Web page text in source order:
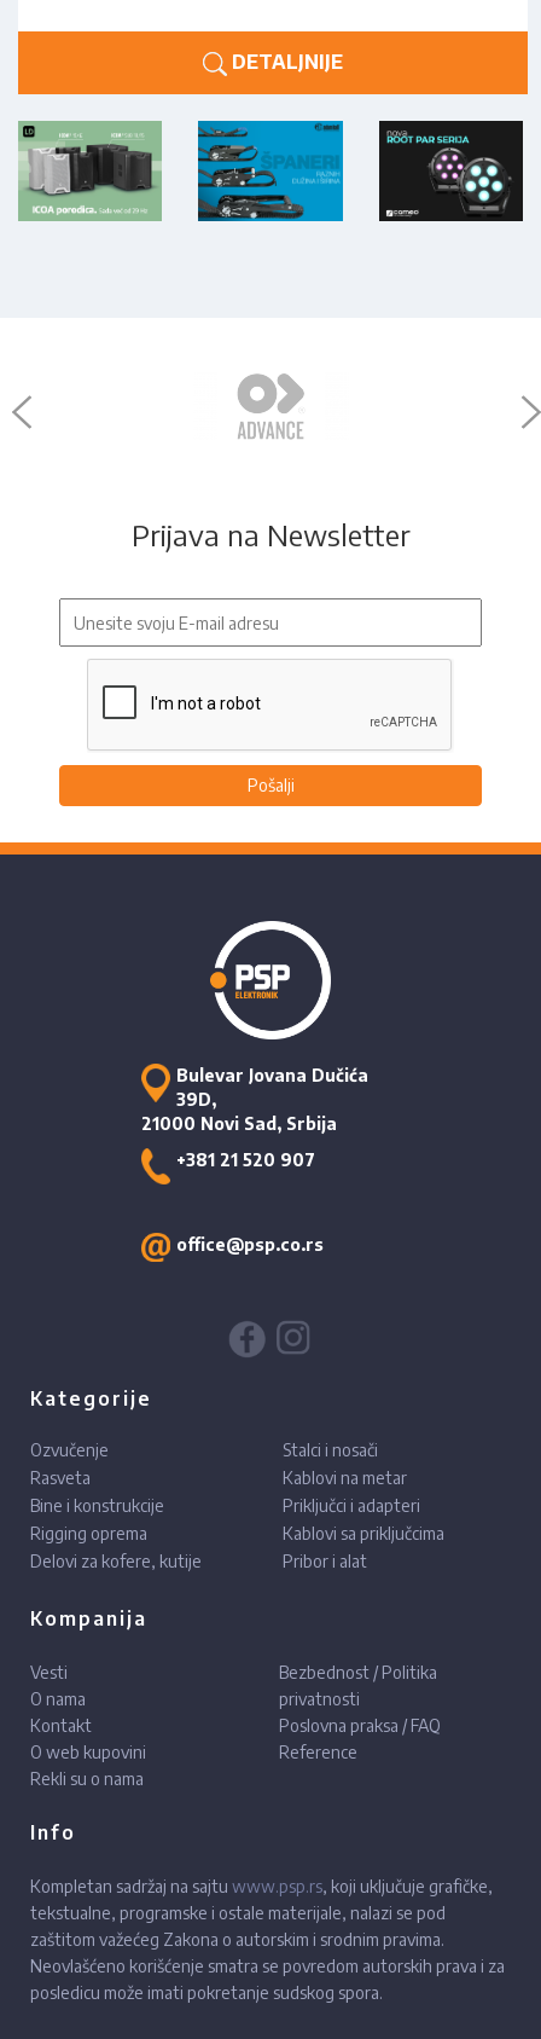
DETALJNIJE
Prijava na Newsletter
Pošalji
Bulevar Jovana Dučića
39D,
21000 Novi Sad, Srbija
+381 21 520 907
office@psp.co.rs
Kategorije
Ozvučenje
Rasveta
Bine i konstrukcije
Rigging oprema
Delovi za kofere, kutije
Stalci i nosači
Kablovi na metar
Priključci i adapteri
Kablovi sa priključcima
Pribor i alat
Kompanija
Vesti
O nama
Kontakt
O web kupovini
Rekli su o nama
Bezbednost / Politika
privatnosti
Poslovna praksa / FAQ
Reference
Info
Kompletan sadržaj na sajtu www.psp.rs, koji uključuje grafičke,
tekstualne, programske i ostale materijale, nalazi se pod
zaštitom važećeg Zakona o autorskim i srodnim pravima.
Neovlašćeno korišćenje smatra se povredom autorskih prava i za
posledicu može imati pokretanje sudskog spora.